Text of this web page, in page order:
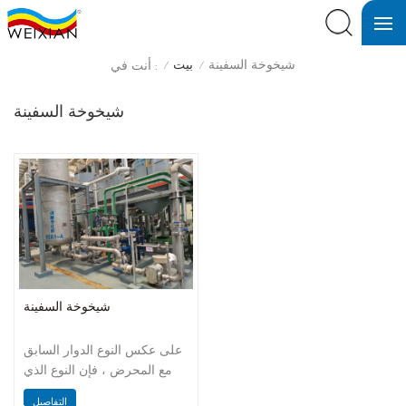
أنت في : / بيت / شيخوخة السفينة
شيخوخة السفينة
شيخوخة السفينة
على عكس النوع الدوار السابق
مع المحرض ، فإن النوع الذي
نستخدمه هو نوع ثابت ، والذي
التفاصيل